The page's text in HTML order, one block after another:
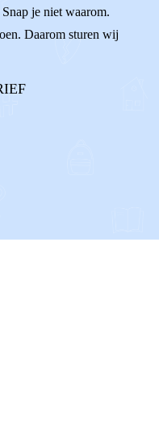
je niet waarom.
Daarom sturen wij